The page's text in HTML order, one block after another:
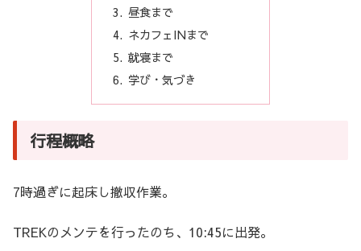
昼食まで
ネカフェINまで
就寝まで
学び・気づき
行程概略
7時過ぎに起床し撤収作業。
TREKのメンテを行ったのち、10:45に出発。